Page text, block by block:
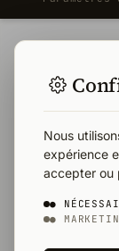
Nous
expérience
accepter ou
●
●